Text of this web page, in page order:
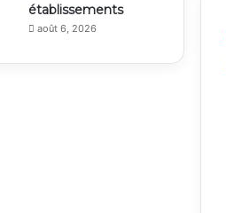
établissements
août 6, 2026